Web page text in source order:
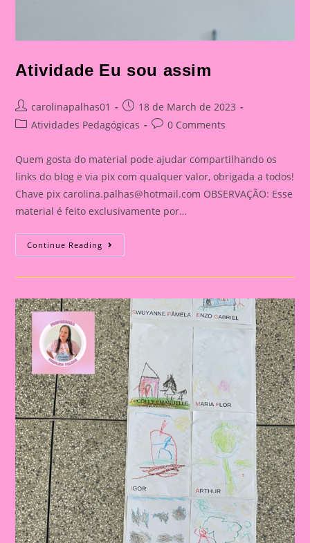
Atividade Eu sou assim
Post
author:
carolinapalhas01
Post
published:
18 de March de 2023
PostAtividades Pedagógicas
Post0 Comments
Quem gosta do material pode ajudar compartilhando os
links do blog e via pix com qualquer valor, obrigada a todos!
Chave pixcarolina.palhas@hotmail.com OBSERVAÇÃO: Esse
material é feito exclusivamente por…
Continue Reading Atividade
Eu
Assim